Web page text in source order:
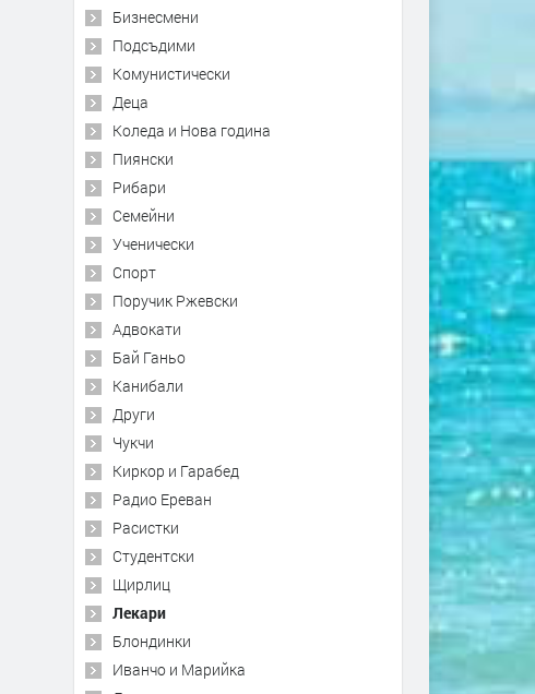
Бизнесмени
Подсъдими
Комунистически
Деца
Коледа и Нова година
Пиянски
Рибари
Семейни
Ученически
Спорт
Поручик Ржевски
Адвокати
Бай Ганьо
Канибали
Други
Чукчи
Киркор и Гарабед
Радио Ереван
Расистки
Студентски
Щирлиц
Лекари
Блондинки
Иванчо и Марийка